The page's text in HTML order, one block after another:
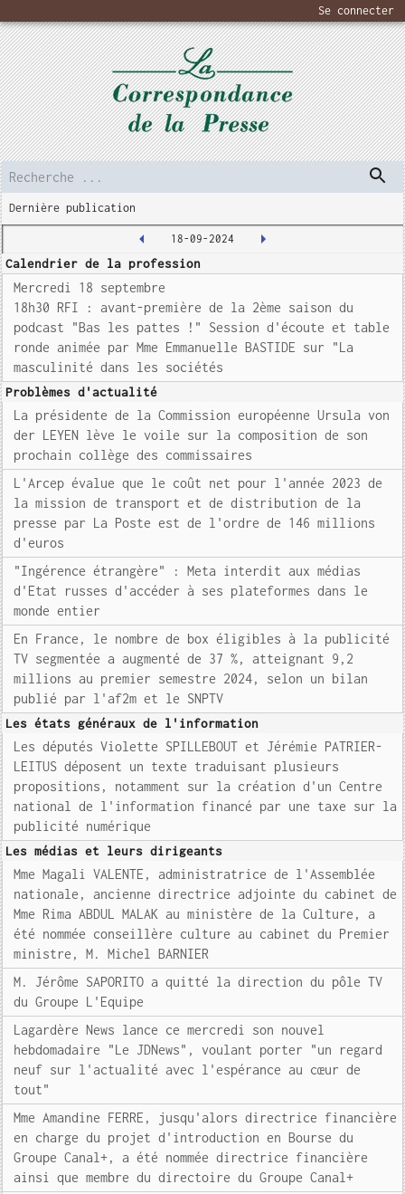
Se connecter
Dernière publication
18-09-2024
Calendrier de la profession
Mercredi 18 septembre
18h30 RFI : avant-première de la 2ème saison du
podcast "Bas les pattes !" Session d'écoute et table
ronde animée par Mme Emmanuelle BASTIDE sur "La
masculinité dans les sociétés
Problèmes d'actualité
La présidente de la Commission européenne Ursula von
der LEYEN lève le voile sur la composition de son
prochain collège des commissaires
L'Arcep évalue que le coût net pour l'année 2023 de
la mission de transport et de distribution de la
presse par La Poste est de l'ordre de 146 millions
d'euros
"Ingérence étrangère" : Meta interdit aux médias
d'Etat russes d'accéder à ses plateformes dans le
monde entier
En France, le nombre de box éligibles à la publicité
TV segmentée a augmenté de 37 %, atteignant 9,2
millions au premier semestre 2024, selon un bilan
publié par l'af2m et le SNPTV
Les états généraux de l'information
Les députés Violette SPILLEBOUT et Jérémie PATRIER-
LEITUS déposent un texte traduisant plusieurs
propositions, notamment sur la création d'un Centre
national de l'information financé par une taxe sur la
publicité numérique
Les médias et leurs dirigeants
Mme Magali VALENTE, administratrice de l'Assemblée
nationale, ancienne directrice adjointe du cabinet de
Mme Rima ABDUL MALAK au ministère de la Culture, a
été nommée conseillère culture au cabinet du Premier
ministre, M. Michel BARNIER
M. Jérôme SAPORITO a quitté la direction du pôle TV
du Groupe L'Equipe
Lagardère News lance ce mercredi son nouvel
hebdomadaire "Le JDNews", voulant porter "un regard
neuf sur l'actualité avec l'espérance au cœur de
tout"
Mme Amandine FERRE, jusqu'alors directrice financière
en charge du projet d'introduction en Bourse du
Groupe Canal+, a été nommée directrice financière
ainsi que membre du directoire du Groupe Canal+